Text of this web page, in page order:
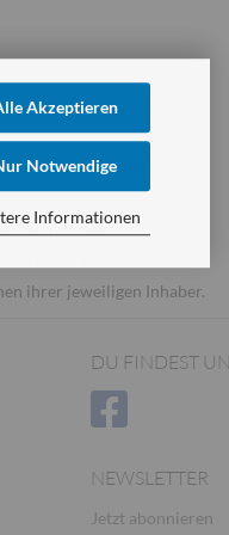
Akzeptieren
Notwendige
Informationen
vorbehalten.
ihrer jeweiligen Inhaber.
DU FINDEST
NEWSLETTER
Jetzt abonnieren